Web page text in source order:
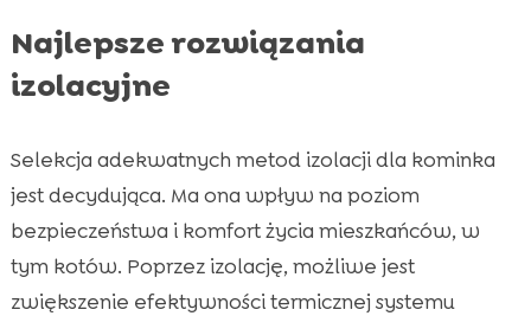
Najlepsze rozwiązania
izolacyjne
Selekcja adekwatnych metod izolacji dla kominka
jest decydująca. Ma ona wpływ na poziom
bezpieczeństwa i komfort życia mieszkańców, w
tym kotów. Poprzez izolację, możliwe jest
zwiększenie efektywności termicznej systemu